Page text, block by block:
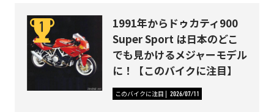
1991年からドゥカティ900
Super Sport は日本のどこ
でも見かけるメジャーモデル
に！【このバイクに注目】
このバイクに注目 2026/07/11